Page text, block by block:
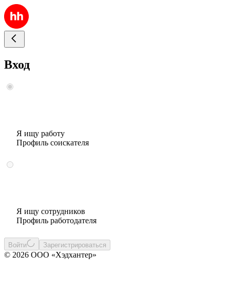
Вход
Я ищу работу
Профиль соискателя
Я ищу сотрудников
Профиль работодателя
Войти Зарегистрироваться
© 2026 ООО «Хэдхантер»